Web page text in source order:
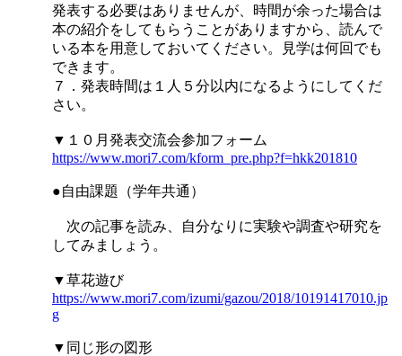
発表する必要はありませんが、時間が余った場合は
本の紹介をしてもらうことがありますから、読んで
いる本を用意しておいてください。見学は何回でも
できます。
７．発表時間は１人５分以内になるようにしてくだ
さい。
▼１０月発表交流会参加フォーム
https://www.mori7.com/kform_pre.php?f=hkk201810
●自由課題（学年共通）
次の記事を読み、自分なりに実験や調査や研究を
してみましょう。
▼草花遊び
https://www.mori7.com/izumi/gazou/2018/10191417010.jp
g
▼同じ形の図形